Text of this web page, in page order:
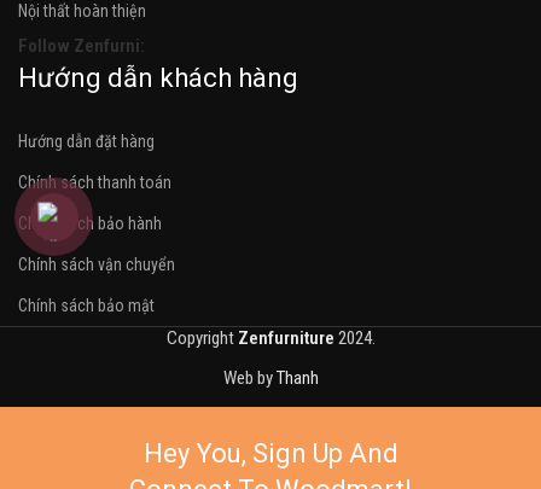
Nội thất hoàn thiện
Follow Zenfurni:
Hướng dẫn khách hàng
Hướng dẫn đặt hàng
Chính sách thanh toán
Chính sách bảo hành
Chính sách vận chuyển
Chính sách bảo mật
Copyright Zenfurniture 2024.
Web byThanh
Hey You, Sign Up And